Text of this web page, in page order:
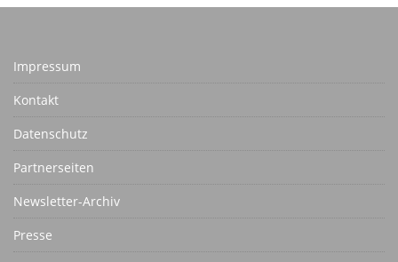
Impressum
Kontakt
Datenschutz
Partnerseiten
Newsletter-Archiv
Presse